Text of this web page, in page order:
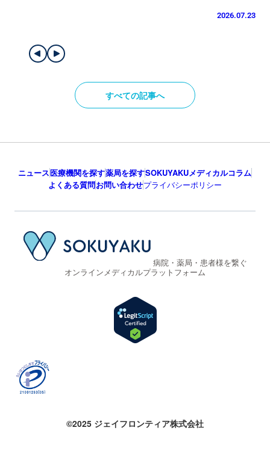
2026.07.23
すべての記事へ
ニュース医療機関を探す薬局を探すSOKUYAKUメディカルコラム
よくある質問お問い合わせプライバシーポリシー
病院・薬局・患者様を繋ぐ
オンラインメディカルプラットフォーム
©2025 ジェイフロンティア株式会社